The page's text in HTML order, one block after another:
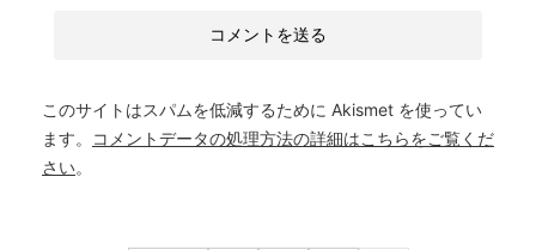
このサイトはスパムを低減するために Akismet を使ってい
ます。
コメントデータの処理方法の詳細はこちらをご覧くだ
さい。